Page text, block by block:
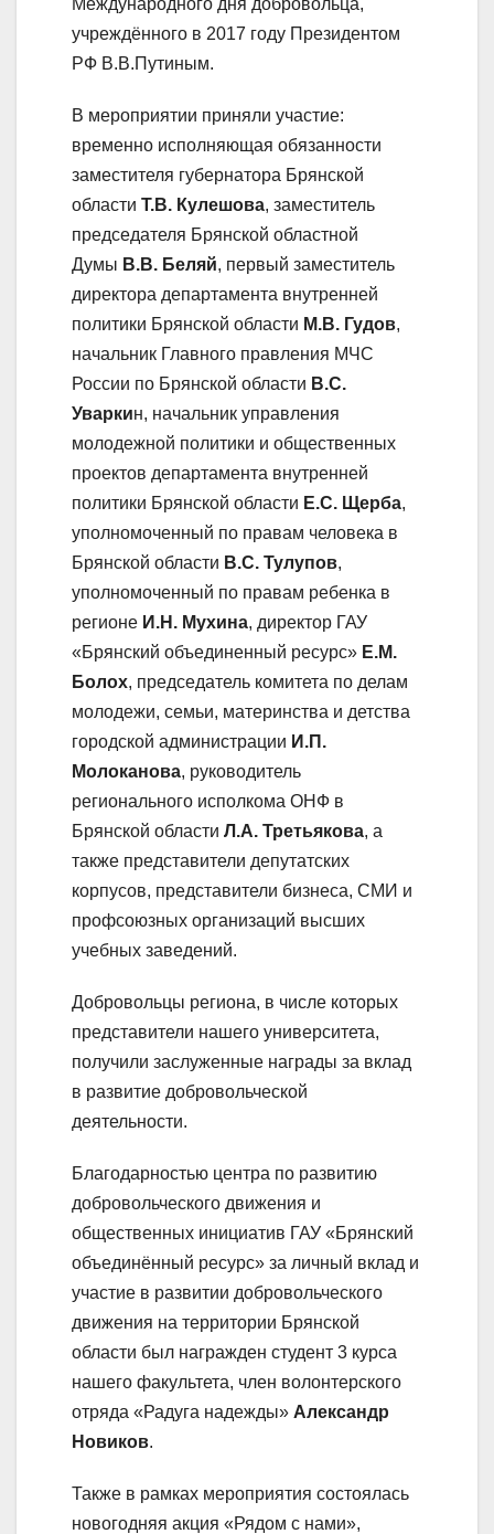
Международного дня добровольца,
учреждённого в 2017 году Президентом
РФ В.В.Путиным.
В мероприятии приняли участие:
временно исполняющая обязанности
заместителя губернатора Брянской
области Т.В. Кулешова, заместитель
председателя Брянской областной
Думы В.В. Беляй, первый заместитель
директора департамента внутренней
политики Брянской области М.В. Гудов,
начальник Главного правления МЧС
России по Брянской области В.С.
Уваркин, начальник управления
молодежной политики и общественных
проектов департамента внутренней
политики Брянской области Е.С. Щерба,
уполномоченный по правам человека в
Брянской области В.С. Тулупов,
уполномоченный по правам ребенка в
регионе И.Н. Мухина, директор ГАУ
«Брянский объединенный ресурс» Е.М.
Болох, председатель комитета по делам
молодежи, семьи, материнства и детства
городской администрации И.П.
Молоканова, руководитель
регионального исполкома ОНФ в
Брянской области Л.А. Третьякова, а
также представители депутатских
корпусов, представители бизнеса, СМИ и
профсоюзных организаций высших
учебных заведений.
Добровольцы региона, в числе которых
представители нашего университета,
получили заслуженные награды за вклад
в развитие добровольческой
деятельности.
Благодарностью центра по развитию
добровольческого движения и
общественных инициатив ГАУ «Брянский
объединённый ресурс» за личный вклад и
участие в развитии добровольческого
движения на территории Брянской
области был награжден студент 3 курса
нашего факультета, член волонтерского
отряда «Радуга надежды» Александр
Новиков.
Также в рамках мероприятия состоялась
новогодняя акция «Рядом с нами»,